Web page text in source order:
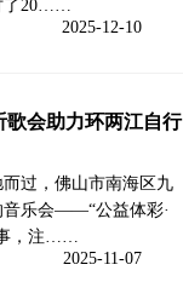
了20……
2025-12-10
歌会助力环两江自行
过，佛山市南海区九
音乐会——“公益体彩·
事，注……
2025-11-07